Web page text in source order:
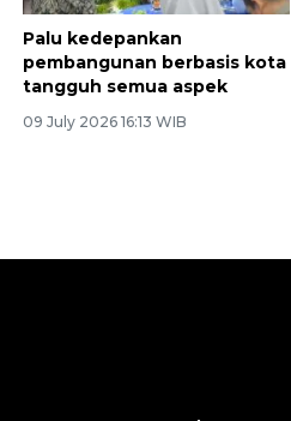
Palu kedepankan
pembangunan berbasis kota
tangguh semua aspek
09 July 2026 16:13 WIB